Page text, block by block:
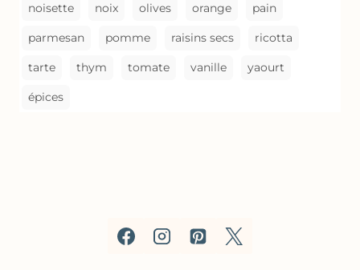
noisette noix olives orange pain
parmesan pomme raisins secs ricotta
tarte thym tomate vanille yaourt
épices